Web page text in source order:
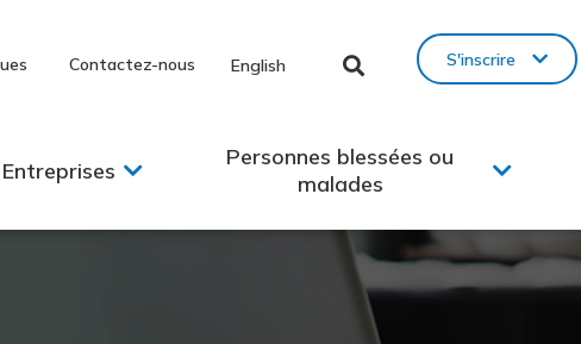
Contactez-nous English S'inscrire
Entreprises
Personnes blessées ou
malades